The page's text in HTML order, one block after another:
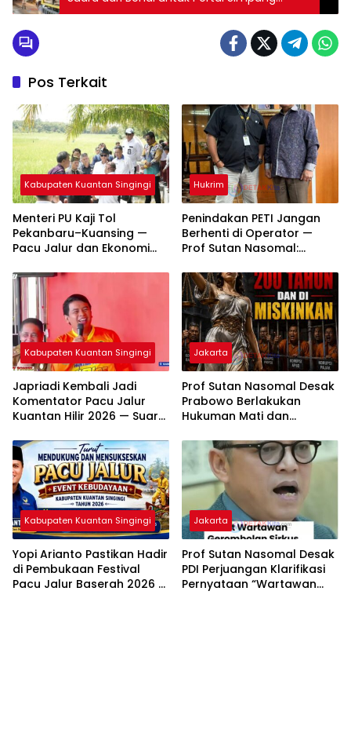
Mangga
Pos Terkait
Kabupaten Kuantan Singingi
Menteri PU Kaji Tol
Pekanbaru–Kuansing —
Pacu Jalur dan Ekonomi
Hukrim
Penindakan PETI Jangan
Berhenti di Operator —
Prof Sutan Nasomal:
hingga Pemodal
Kabupaten Kuantan Singingi
Japriadi Kembali Jadi
Komentator Pacu Jalur
Kuantan Hilir 2026 — Suara
Menggema di Tepian
Lubuok Sobae Basogha
Jakarta
Prof Sutan Nasomal Desak
Prabowo Berlakukan
Hukuman Mati dan
Rakyat Tunggu Keputusan
Kabupaten Kuantan Singingi
Yopi Arianto Pastikan Hadir
di Pembukaan Festival
Pacu Jalur Baserah 2026 —
Jakarta
Prof Sutan Nasomal Desak
PDI Perjuangan Klarifikasi
Pernyataan “Wartawan